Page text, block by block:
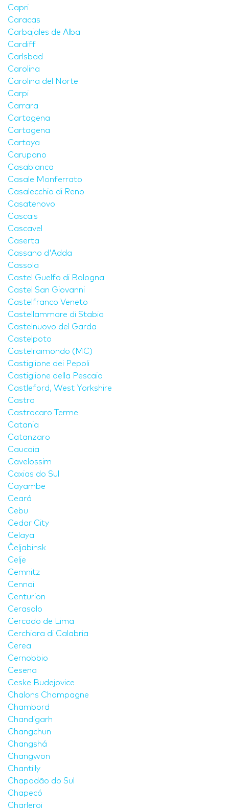
Capri
Caracas
Carbajales de Alba
Cardiff
Carlsbad
Carolina
Carolina del Norte
Carpi
Carrara
Cartagena
Cartagena
Cartaya
Carupano
Casablanca
Casale Monferrato
Casalecchio di Reno
Casatenovo
Cascais
Cascavel
Caserta
Cassano d'Adda
Cassola
Castel Guelfo di Bologna
Castel San Giovanni
Castelfranco Veneto
Castellammare di Stabia
Castelnuovo del Garda
Castelpoto
Castelraimondo (MC)
Castiglione dei Pepoli
Castiglione della Pescaia
Castleford, West Yorkshire
Castro
Castrocaro Terme
Catania
Catanzaro
Caucaia
Cavelossim
Caxias do Sul
Cayambe
Ceará
Cebu
Cedar City
Celaya
Čeljabinsk
Celje
Cemnitz
Cennai
Centurion
Cerasolo
Cercado de Lima
Cerchiara di Calabria
Cerea
Cernobbio
Cesena
Ceske Budejovice
Chalons Champagne
Chambord
Chandigarh
Changchun
Changshá
Changwon
Chantilly
Chapadão do Sul
Chapecó
Charleroi